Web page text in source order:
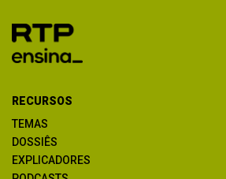
RECURSOS
TEMAS
DOSSIÊS
EXPLICADORES